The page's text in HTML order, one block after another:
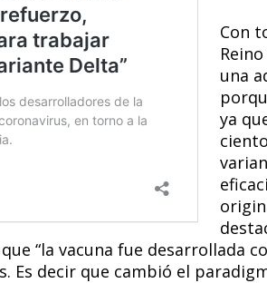
Con
una
ya
“la vacuna fue desarrollada
Es decir que cambió el